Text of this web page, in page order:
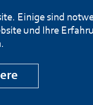
Einige sind
und Ihre
für
Kal.
0061